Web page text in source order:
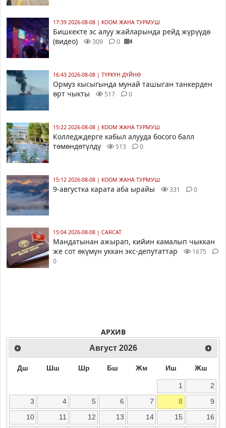
17:39 2026-08-08 | КООМ ЖАНА ТУРМУШ
Бишкекте эс алуу жайларында рейд жүрүүдө
(видео)
309 0
16:43 2026-08-08 | ТҮРКҮН ДҮЙНӨ
Ормуз кысыгында мунай ташыган танкерден
өрт чыкты
517 0
15:22 2026-08-08 | КООМ ЖАНА ТУРМУШ
Колледждерге кабыл алууда босого балл
төмөндөтүлдү
513 0
15:12 2026-08-08 | КООМ ЖАНА ТУРМУШ
9-августка карата аба ырайы 331 0
15:04 2026-08-08 | САЯСАТ
Мандатынан ажырап, кийин камалып чыккан
же сот өкүмүн уккан экс-депутаттар
1675
0
АРХИВ
Август 2026
Дш Шш Шр Бш Жм Иш Жш
1
2
3
4 5 6 7 8
9
10
11 12 13 14 15
16